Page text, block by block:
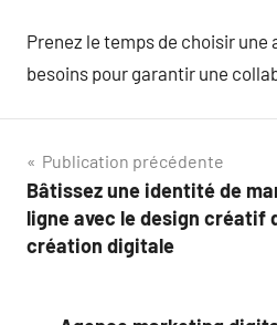
Prenez le temps de choisir une
besoins pour garantir une
Navigation
de
l’article
Publication précédente
Bâtissez une identité de
ligne avec le design créatif
création digitale